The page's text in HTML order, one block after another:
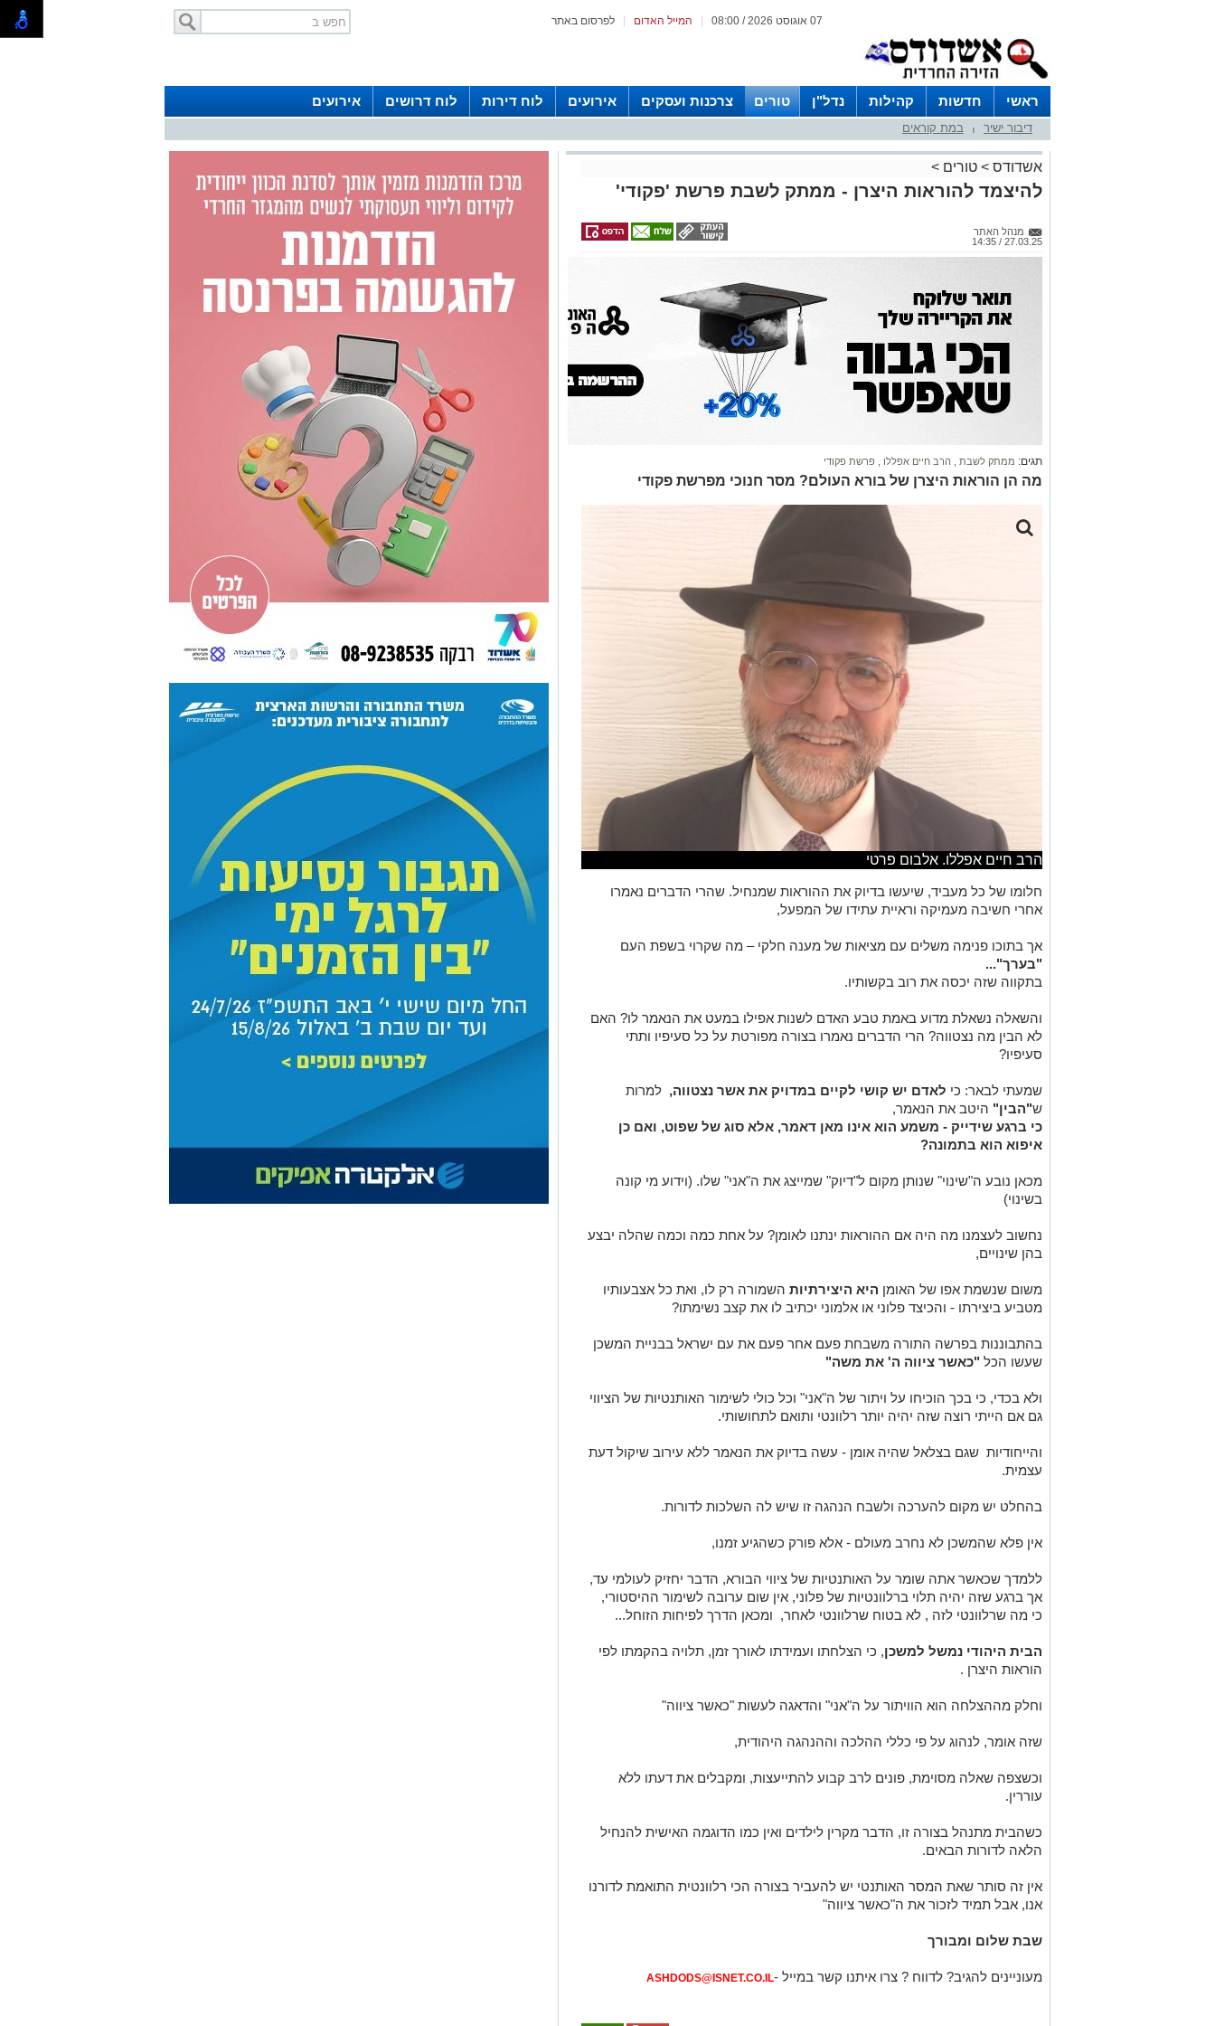
לפרסום באתר המייל האדום 07 אוגוסט 2026 / 08:00
ראשי חדשות קהילות נדל"ן טורים צרכנות ועסקים אירועים לוח דירות לוח דרושים אירועים
דיבור ישיר במת קוראים
אשדודס > טורים >
להיצמד להוראות היצרן - ממתק לשבת פרשת 'פקודי'
מנהל האתר
27.03.25 / 14:35
תגים: ממתק לשבת הרב חיים אפללו פרשת פקודי
מה הן הוראות היצרן של בורא העולם? מסר חנוכי מפרשת פקודי
הרב חיים אפללו. אלבום פרטי
חלומו של כל מעביד, שיעשו בדיוק את ההוראות שמנחיל. שהרי הדברים נאמרו
אחרי חשיבה מעמיקה וראיית עתידו של המפעל,
אך בתוכו פנימה משלים עם מציאות של מענה חלקי – מה שקרוי בשפת העם
"בערך"...
בתקווה שזה יכסה את רוב בקשותיו.
והשאלה נשאלת מדוע באמת טבע האדם לשנות אפילו במעט את הנאמר לו? האם
לא הבין מה נצטווה? הרי הדברים נאמרו בצורה מפורטת על כל סעיפיו ותתי
סעיפיו?
שמעתי לבאר: כי לאדם יש קושי לקיים במדויק את אשר נצטווה, למרות
ש"הבין" היטב את הנאמר,
כי ברגע שידייק - משמע הוא אינו מאן דאמר, אלא סוג של שפוט, ואם כן
איפוא הוא בתמונה?
מכאן נובע ה"שינוי" שנותן מקום ל"דיוק" שמייצג את ה"אני" שלו. (וידוע מי קונה
בשינוי)
נחשוב לעצמנו מה היה אם ההוראות ינתנו לאומן? על אחת כמה וכמה שהלה יבצע
בהן שינויים,
משום שנשמת אפו של האומן היא היצירתיות השמורה רק לו, ואת כל אצבעותיו
מטביע ביצירתו - והכיצד פלוני או אלמוני יכתיב לו את קצב נשימתו?
בהתבוננות בפרשה התורה משבחת פעם אחר פעם את עם ישראל בבניית המשכן
שעשו הכל "כאשר ציווה ה' את משה"
ולא בכדי, כי בכך הוכיחו על ויתור של ה"אני" וכל כולי לשימור האותנטיות של הציווי
גם אם הייתי רוצה שזה יהיה יותר רלוונטי ותואם לתחושותי.
והייחודיות שגם בצלאל שהיה אומן - עשה בדיוק את הנאמר ללא עירוב שיקול דעת
עצמית.
בהחלט יש מקום להערכה ולשבח הנהגה זו שיש לה השלכות לדורות.
אין פלא שהמשכן לא נחרב מעולם - אלא פורק כשהגיע זמנו,
ללמדך שכאשר אתה שומר על האותנטיות של ציווי הבורא, הדבר יחזיק לעולמי עד,
אך ברגע שזה יהיה תלוי ברלוונטיות של פלוני, אין שום ערובה לשימור ההיסטורי,
כי מה שרלוונטי לזה , לא בטוח שרלוונטי לאחר, ומכאן הדרך לפיחות הזוחל...
הבית היהודי נמשל למשכן, כי הצלחתו ועמידתו לאורך זמן, תלויה בהקמתו לפי
הוראות היצרן .
וחלק מההצלחה הוא הוויתור על ה"אני" והדאגה לעשות "כאשר ציווה"
שזה אומר, לנהוג על פי כללי ההלכה וההנהגה היהודית,
וכשצפה שאלה מסוימת, פונים לרב קבוע להתייעצות, ומקבלים את דעתו ללא
עוררין.
כשהבית מתנהל בצורה זו, הדבר מקרין לילדים ואין כמו הדוגמה האישית להנחיל
הלאה לדורות הבאים.
אין זה סותר שאת המסר האותנטי יש להעביר בצורה הכי רלוונטית התואמת לדורנו
אנו, אבל תמיד לזכור את ה"כאשר ציווה"
שבת שלום ומבורך
מעוניינים להגיב? לדווח ? צרו איתנו קשר במייל -ASHDODS@ISNET.CO.IL